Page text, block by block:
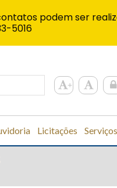
Licitações
podem ser
5016